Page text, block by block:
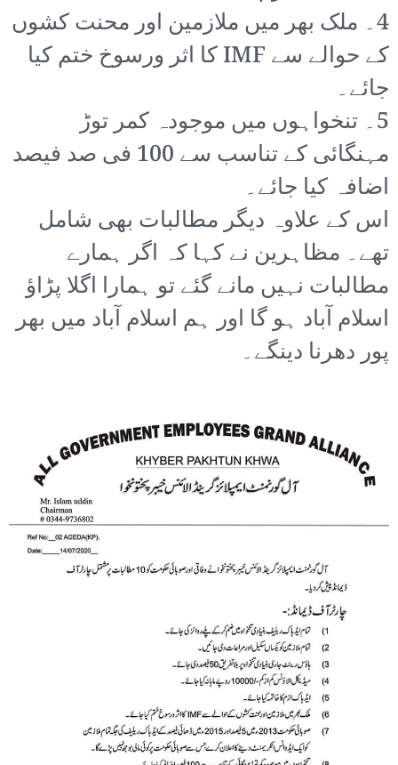
4۔ ملک بھر میں ملازمین اور محنت کشوں
کے حوالے سے IMF کا اثر ورسوخ ختم کیا
جائے۔
5۔ تنخواہوں میں موجودہ کمر توڑ
مہنگائی کے تناسب سے 100 فی صد فیصد
اضافہ کیا جائے۔
اس کے علاوہ دیگر مطالبات بھی شامل
تھے۔ مظاہرین نے کہا کہ اگر ہمارے
مطالبات نہیں مانے گئے تو ہمارا اگلا پڑاؤ
اسلام آباد ہو گا اور ہم اسلام آباد میں بھر
پور دھرنا دینگے۔